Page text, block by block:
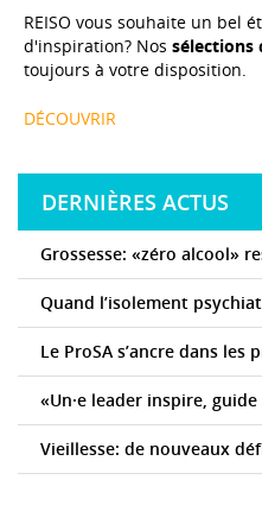
REISO vous souhaite un bel
d'inspiration? Nos sélections
toujours à votre disposition.
DÉCOUVRIR
DERNIÈRES ACTUS
Grossesse: «zéro alcool»
Quand l’isolement
Le ProSA s’ancre dans les
«Un·e leader inspire,
Vieillesse: de nouveaux